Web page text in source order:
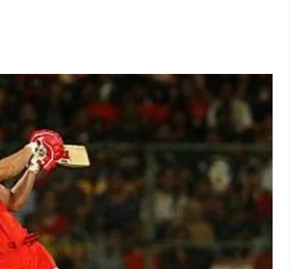
ମନେ ପଡନ୍ତି: ସ୍ୱାଧୀନତା ସଂଗ୍ରାମୀ ରମାଦେବୀ